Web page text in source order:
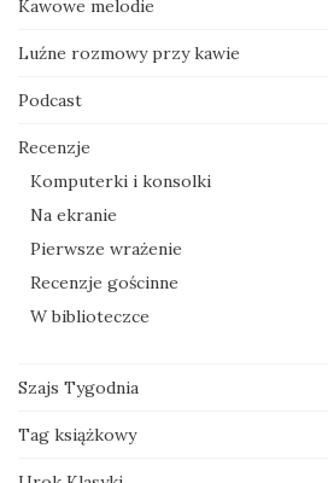
Kawowe melodie
Luźne rozmowy przy kawie
Podcast
Recenzje
Komputerki i konsolki
Na ekranie
Pierwsze wrażenie
Recenzje gościnne
W biblioteczce
Szajs Tygodnia
Tag książkowy